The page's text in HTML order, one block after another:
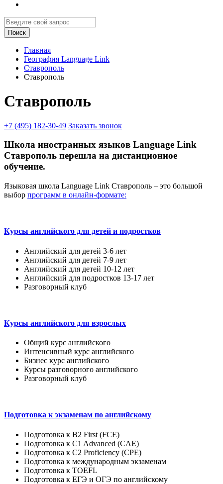
Главная
География Language Link
Ставрополь
Ставрополь
Ставрополь
+7 (495) 182-30-49 Заказать звонок
Школа иностранных языков Language Link
Ставрополь перешла на дистанционное
обучение.
Языковая школа Language Link Ставрополь – это большой
выбор программ в онлайн-формате:
Курсы английского для детей и подростков
Английский для детей 3-6 лет
Английский для детей 7-9 лет
Английский для детей 10-12 лет
Английский для подростков 13-17 лет
Разговорный клуб
Курсы английского для взрослых
Общий курс английского
Интенсивный курс английского
Бизнес курс английского
Курсы разговорного английского
Разговорный клуб
Подготовка к экзаменам по английскому
Подготовка к B2 First (FCE)
Подготовка к C1 Advanced (CAE)
Подготовка к C2 Proficiency (CPE)
Подготовка к международным экзаменам
Подготовка к TOEFL
Подготовка к ЕГЭ и ОГЭ по английскому